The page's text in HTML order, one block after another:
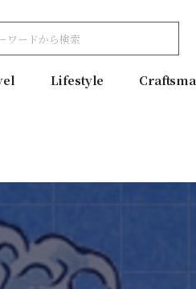
Lifestyle